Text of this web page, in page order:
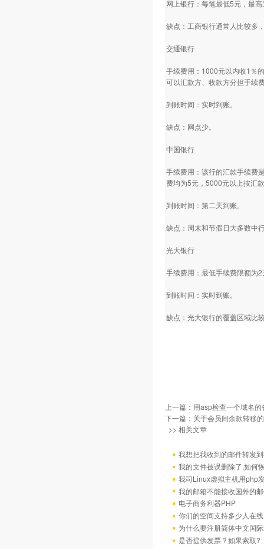
网上银行：每笔最低5元，最
缺点：工商银行通常人比较多
交通银行
手续费用：1000元以内收1％
可以汇款方、收款方分担手续
到账时间：实时到账。
缺点：网点少。
中国银行
手续费用：该行的汇款手续费
费均为5元，5000元以上按汇
到账时间：第二天到账。
缺点：周末和节假日大多数中
光大银行
手续费用：最低手续费限额为
到账时间：实时到账。
缺点：光大银行的覆盖区域比
上一篇： 用asp检查一个域名
下一篇： 关于会员间余款转移
>> 相关文章
我想把我收到的邮件转发
我的文件被误删除了,如何
我司Linux虚拟主机用php
我的邮箱不能接收国外的
电子商务利器PHP
你们的空间支持多少人在
为什么要注册简体中文国
是否提供发票？如果索取?